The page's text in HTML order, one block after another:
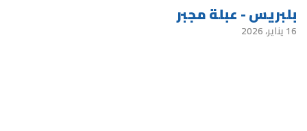
بلبريس - عبلة مجبر
16 يناير، 2026